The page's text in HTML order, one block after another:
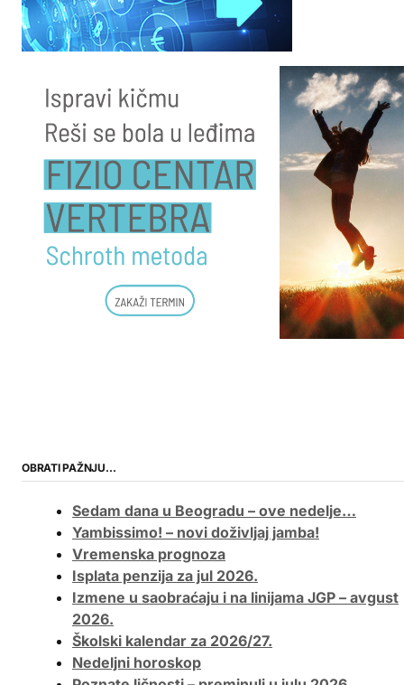
OBRATI PAŽNJU…
Sedam dana u Beogradu – ove nedelje…
Yambissimo! – novi doživljaj jamba!
Vremenska prognoza
Isplata penzija za jul 2026.
Izmene u saobraćaju i na linijama JGP – avgust
2026.
Školski kalendar za 2026/27.
Nedeljni horoskop